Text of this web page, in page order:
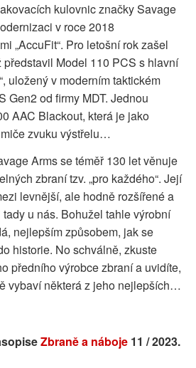
kulovnic značky Savage
v roce 2018
„AccuFit“. Pro letošní rok zašel
Model 110 PCS s hlavní
uložený v moderním taktickém
Gen2 od firmy MDT. Jednou
AAC Blackout, která je jako
zvuku výstřelu…
Arms se téměř 130 let věnuje
zbraní tzv. „pro každého“. Její
levnější, ale hodně rozšířené a
u nás. Bohužel tahle výrobní
nejlepším způsobem, jak se
historie. No schválně, zkuste
předního výrobce zbraní a uvidíte,
vybaví některá z jeho nejlepších…
Zbraně a náboje11 / 2023.